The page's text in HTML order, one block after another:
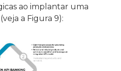
ao implantar uma
a Figura 9):